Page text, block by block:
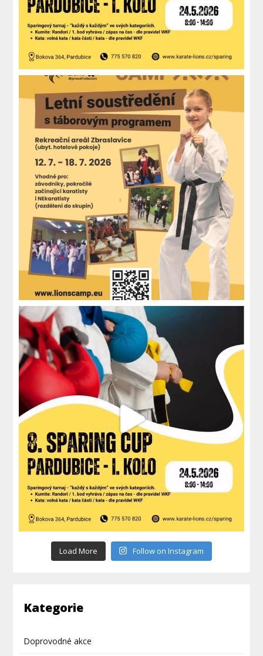
Load More Follow on Instagram
Kategorie
Doprovodné akce